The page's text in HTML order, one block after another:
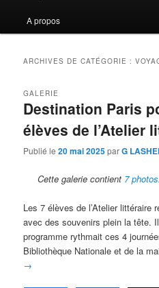
A propos
ARCHIVES DE CATÉGORIE :
Destination Paris
élèves de l’Atelier
GALERIE
Publié le20 mai 2025parG
Cette galerie contient 7 photos.
Les 7 élèves de l’Atelier littéraire
avec des souvenirs plein la tête.
programme rythmait ces 4
Bibliothèque Nationale et de la
→